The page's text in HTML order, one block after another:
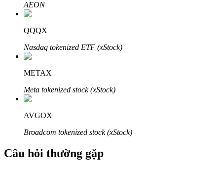
Đối tác Bitrue
Đối tác Bitrue
Lên đến 65% hoa hồng!
AEON
QQQX
Nasdaq tokenized ETF (xStock)
METAX
Meta tokenized stock (xStock)
AVGOX
Broadcom tokenized stock (xStock)
Câu hỏi thường gặp